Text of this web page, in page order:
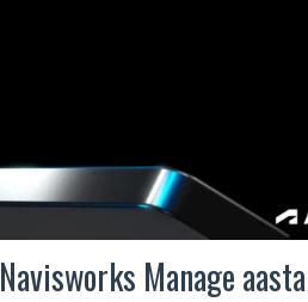
Navisworks Manage